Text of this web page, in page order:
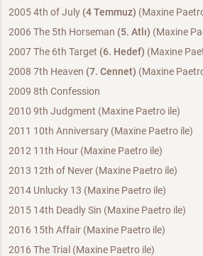
2005 4th of July (4 Temmuz) (Maxine
2006 The 5th Horseman (5. Atlı) (Maxine
2007 The 6th Target (6. Hedef) (Maxine
2008 7th Heaven (7. Cennet) (Maxine
2009 8th Confession
2010 9th Judgment (Maxine Paetro ile)
2011 10th Anniversary (Maxine Paetro ile)
2012 11th Hour (Maxine Paetro ile)
2013 12th of Never (Maxine Paetro ile)
2014 Unlucky 13 (Maxine Paetro ile)
2015 14th Deadly Sin (Maxine Paetro ile)
2016 15th Affair (Maxine Paetro ile)
2016 The Trial (Maxine Paetro ile)